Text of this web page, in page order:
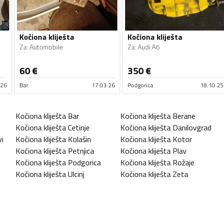
Kočiona kliješta
Za:Automobile
60€
Bar 17.03.26
Kočiona kliješta
Za:Audi A6
350€
Podgorica 18.10.25
Kočiona kliješta Bar Kočiona kliješta Berane
Kočiona kliještaCetinje Kočiona kliješta Danilovgrad
Kočiona kliješta Kolašin Kočiona kliješta Kotor
Kočiona kliješta Petnjica Kočiona kliješta Plav
Kočiona kliješta Podgorica Kočiona kliješta Rožaje
Kočiona kliještaUlcinj Kočiona kliještaZeta